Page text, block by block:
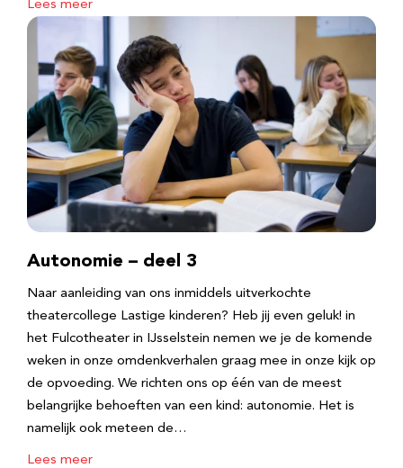
Lees meer
Autonomie – deel 3
Naar aanleiding van ons inmiddels uitverkochte
theatercollege Lastige kinderen? Heb jij even geluk! in
het Fulcotheater in IJsselstein nemen we je de komende
weken in onze omdenkverhalen graag mee in onze kijk op
de opvoeding. We richten ons op één van de meest
belangrijke behoeften van een kind: autonomie. Het is
namelijk ook meteen de…
Lees meer